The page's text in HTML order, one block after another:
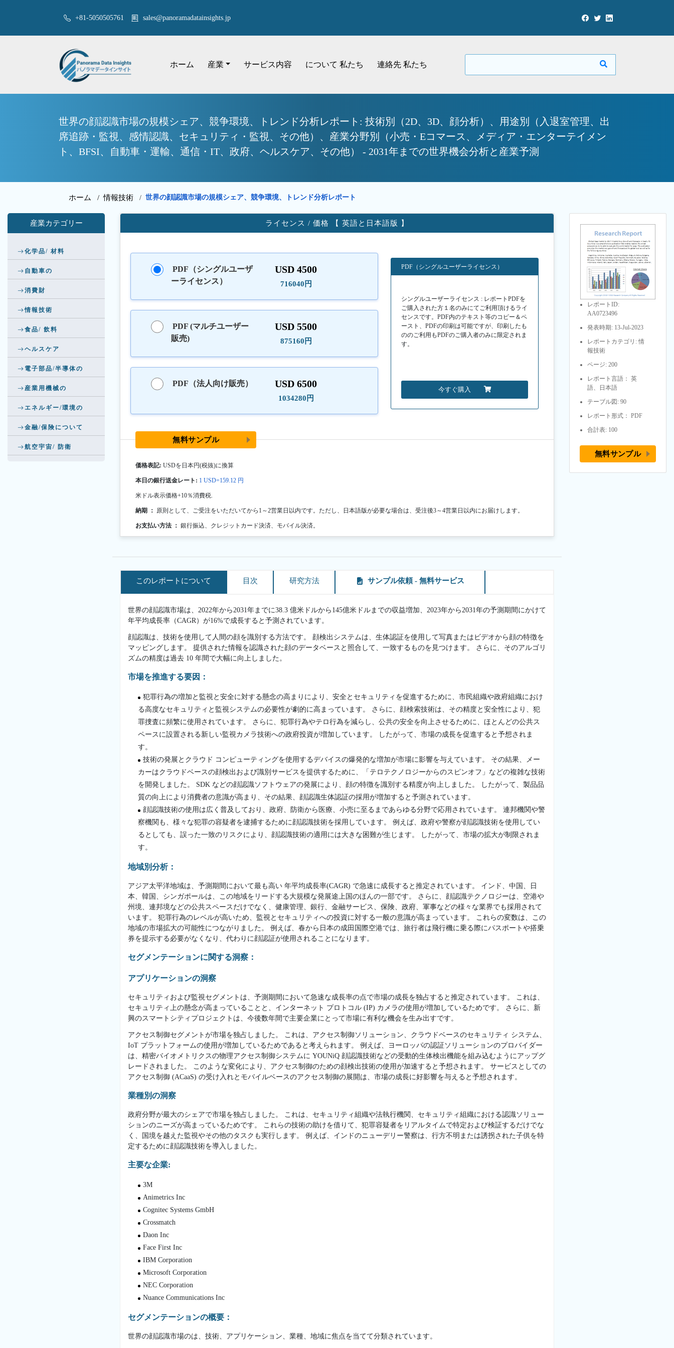
+81-5050505761 sales@panoramadatainsights.jp
ホーム 産業 サービス内容 について 私たち 連絡先 私たち
世界の顔認識市場の規模シェア、競争環境、トレンド分析レポート: 技術別（2D、3D、顔分析）、用途別（入退室管理、出
席追跡・監視、感情認識、セキュリティ・監視、その他）、産業分野別（小売・Eコマース、メディア・エンターテイメン
ト、BFSI、自動車・運輸、通信・IT、政府、ヘルスケア、その他） - 2031年までの世界機会分析と産業予測
ホーム /情報技術 / 世界の顔認識市場の規模シェア、競争環境、トレンド分析レポート
産業カテゴリー
化学品/ 材料
自動車の
消費財
情報技術
食品/ 飲料
ヘルスケア
電子部品/半導体の
産業用機械の
エネルギー/環境の
金融/保険について
航空宇宙/ 防衛
ライセンス / 価格 【 英語と日本語版 】
PDF（シングルユーザ
ーライセンス）
USD 4500
716040円
PDF (マルチユーザー
販売)
USD 5500
875160円
PDF（法人向け販売） USD 6500
1034280円
PDF（シングルユーザーライセンス）
シングルユーザーライセンス : レポートPDFを
ご購入された方１名のみにてご利用頂けるライ
センスです。PDF内のテキスト等のコピー＆ペ
ースト、PDFの印刷は可能ですが、印刷したも
ののご利用もPDFのご購入者のみに限定されま
す。
今すぐ購入
無料サンプル
価格表記: USDを日本円(税抜)に換算
本日の銀行送金レート: 1 USD=159.12 円
米ドル表示価格+10％消費税.
納期 ： 原則として、ご受注をいただいてから1～2営業日以内です。ただし、日本語版が必要な場合は、受注後3～4営業日以内にお届けします。
お支払い方法 ： 銀行振込、クレジットカード決済、モバイル決済。
このレポートについて 目次 研究方法 サンプル依頼 - 無料サービス
世界の顔認識市場は、2022年から2031年までに38.3 億米ドルから145億米ドルまでの収益増加、2023年から2031年の予測期間にかけて
年平均成長率（CAGR）が16%で成長すると予測されています。
顔認識は、技術を使用して人間の顔を識別する方法です。 顔検出システムは、生体認証を使用して写真またはビデオから顔の特徴を
マッピングします。 提供された情報を認識された顔のデータベースと照合して、一致するものを見つけます。 さらに、そのアルゴリ
ズムの精度は過去 10 年間で大幅に向上しました。
市場を推進する要因：
犯罪行為の増加と監視と安全に対する懸念の高まりにより、安全とセキュリティを促進するために、市民組織や政府組織におけ
る高度なセキュリティと監視システムの必要性が劇的に高まっています。 さらに、顔検索技術は、その精度と安全性により、犯
罪捜査に頻繁に使用されています。 さらに、犯罪行為やテロ行為を減らし、公共の安全を向上させるために、ほとんどの公共ス
ペースに設置される新しい監視カメラ技術への政府投資が増加しています。 したがって、市場の成長を促進すると予想されま
す。
技術の発展とクラウド コンピューティングを使用するデバイスの爆発的な増加が市場に影響を与えています。 その結果、メー
カーはクラウドベースの顔検出および識別サービスを提供するために、「テロテクノロジーからのスピンオフ」などの複雑な技術
を開発しました。 SDK などの顔認識ソフトウェアの発展により、顔の特徴を識別する精度が向上しました。 したがって、製品品
質の向上により消費者の意識が高まり、その結果、顔認識生体認証の採用が増加すると予測されています。
顔認識技術の使用は広く普及しており、政府、防衛から医療、小売に至るまであらゆる分野で応用されています。 連邦機関や警
察機関も、様々な犯罪の容疑者を逮捕するために顔認識技術を採用しています。 例えば、政府や警察が顔認識技術を使用してい
るとしても、誤った一致のリスクにより、顔認識技術の適用には大きな困難が生じます。 したがって、市場の拡大が制限されま
す。
地域別分析：
アジア太平洋地域は、予測期間において最も高い 年平均成長率(CAGR) で急速に成長すると推定されています。 インド、中国、日
本、韓国、シンガポールは、この地域をリードする大規模な発展途上国のほんの一部です。 さらに、顔認識テクノロジーは、空港や
州境、連邦境などの公共スペースだけでなく、健康管理、銀行、金融サービス、保険、政府、軍事などの様々な業界でも採用されて
います。 犯罪行為のレベルが高いため、監視とセキュリティへの投資に対する一般の意識が高まっています。 これらの変数は、この
地域の市場拡大の可能性につながりました。 例えば、春から日本の成田国際空港では、旅行者は飛行機に乗る際にパスポートや搭乗
券を提示する必要がなくなり、代わりに顔認証が使用されることになります。
セグメンテーションに関する洞察：
アプリケーションの洞察
セキュリティおよび監視セグメントは、予測期間において急速な成長率の点で市場の成長を独占すると推定されています。 これは、
セキュリティ上の懸念が高まっていることと、インターネット プロトコル (IP) カメラの使用が増加しているためです。 さらに、新
興のスマートシティプロジェクトは、今後数年間で主要企業にとって市場に有利な機会を生み出すです。
アクセス制御セグメントが市場を独占しました。 これは、アクセス制御ソリューション、クラウドベースのセキュリティ システム、
IoT プラットフォームの使用が増加しているためであると考えられます。 例えば、ヨーロッパの認証ソリューションのプロバイダー
は、精密バイオメトリクスの物理アクセス制御システムに YOUNiQ 顔認識技術などの受動的生体検出機能を組み込むようにアップグ
レードされました。 このような変化により、アクセス制御のための顔検出技術の使用が加速すると予想されます。 サービスとしての
アクセス制御 (ACaaS) の受け入れとモバイルベースのアクセス制御の展開は、市場の成長に好影響を与えると予想されます。
業種別の洞察
政府分野が最大のシェアで市場を独占しました。 これは、セキュリティ組織や法執行機関、セキュリティ組織における認識ソリュー
ションのニーズが高まっているためです。 これらの技術の助けを借りて、犯罪容疑者をリアルタイムで特定および検証するだけでな
く、国境を越えた監視やその他のタスクも実行します。 例えば、インドのニューデリー警察は、行方不明または誘拐された子供を特
定するために顔認識技術を導入しました。
主要な企業:
3M
Animetrics Inc
Cognitec Systems GmbH
Crossmatch
Daon Inc
Face First Inc
IBM Corporation
Microsoft Corporation
NEC Corporation
Nuance Communications Inc
セグメンテーションの概要：
世界の顔認識市場のは、技術、アプリケーション、業種、地域に焦点を当てて分類されています。
レポートID:
AA0723496
発表時期: 13-Jul-2023
レポートカテゴリ: 情
報技術
ページ: 200
レポート言語： 英
語、日本語
テーブル図: 90
レポート形式： PDF
合計表: 100
無料サンプル